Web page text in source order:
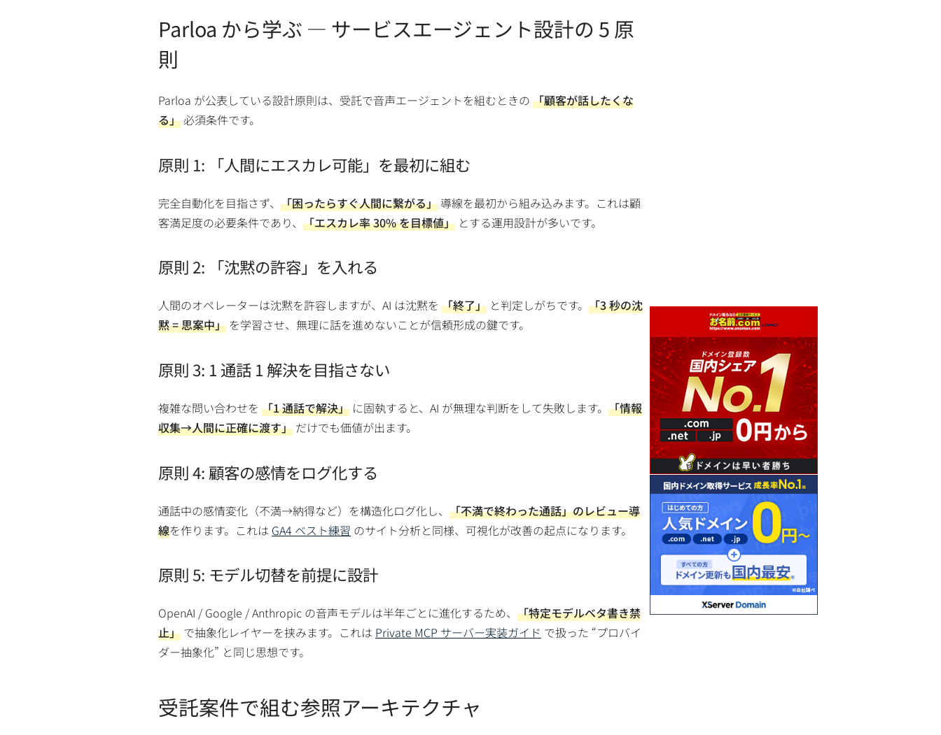
Parloa から学ぶ — サービスエージェント設計の 5 原
則
Parloa が公表している設計原則は、受託で音声エージェントを組むときの 「顧客が話したくな
る」必須条件です。
原則 1: 「人間にエスカレ可能」を最初に組む
完全自動化を目指さず、 「困ったらすぐ人間に繋がる」導線を最初から組み込みます。これは顧
客満足度の必要条件であり、 「エスカレ率 30% を目標値」 とする運用設計が多いです。
原則 2: 「沈黙の許容」を入れる
人間のオペレーターは沈黙を許容しますが、AI は沈黙を 「終了」 と判定しがちです。 「3 秒の沈
黙 = 思案中」 を学習させ、無理に話を進めないことが信頼形成の鍵です。
原則 3: 1 通話 1 解決を目指さない
複雑な問い合わせを 「1 通話で解決」 に固執すると、AI が無理な判断をして失敗します。 「情報
収集→人間に正確に渡す」 だけでも価値が出ます。
原則 4: 顧客の感情をログ化する
通話中の感情変化（不満→納得など）を構造化ログ化し、 「不満で終わった通話」のレビュー導
線を作ります。これは GA4 ベスト練習 のサイト分析と同様、可視化が改善の起点になります。
原則 5: モデル切替を前提に設計
OpenAI / Google / Anthropic の音声モデルは半年ごとに進化するため、 「特定モデルベタ書き禁
止」 で抽象化レイヤーを挟みます。これは Private MCP サーバー実装ガイド で扱った “プロバイ
ダー抽象化” と同じ思想です。
受託案件で組む参照アーキテクチャ